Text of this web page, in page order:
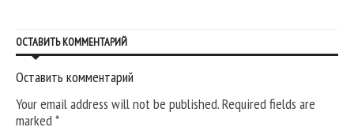
ОСТАВИТЬ КОММЕНТАРИЙ
Оставить комментарий
Your email address will not be published. Required fields are
marked*